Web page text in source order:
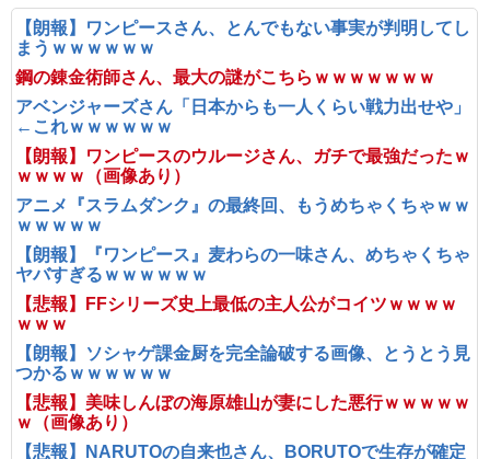
【朗報】ワンピースさん、とんでもない事実が判明してし
まうｗｗｗｗｗｗ
鋼の錬金術師さん、最大の謎がこちらｗｗｗｗｗｗｗ
アベンジャーズさん「日本からも一人くらい戦力出せや」
←これｗｗｗｗｗｗ
【朗報】ワンピースのウルージさん、ガチで最強だったｗ
ｗｗｗｗ（画像あり）
アニメ『スラムダンク』の最終回、もうめちゃくちゃｗｗ
ｗｗｗｗｗ
【朗報】『ワンピース』麦わらの一味さん、めちゃくちゃ
ヤバすぎるｗｗｗｗｗｗ
【悲報】FFシリーズ史上最低の主人公がコイツｗｗｗｗ
ｗｗｗ
【朗報】ソシャゲ課金厨を完全論破する画像、とうとう見
つかるｗｗｗｗｗｗ
【悲報】美味しんぼの海原雄山が妻にした悪行ｗｗｗｗｗ
ｗ（画像あり）
【悲報】NARUTOの自来也さん、BORUTOで生存が確定